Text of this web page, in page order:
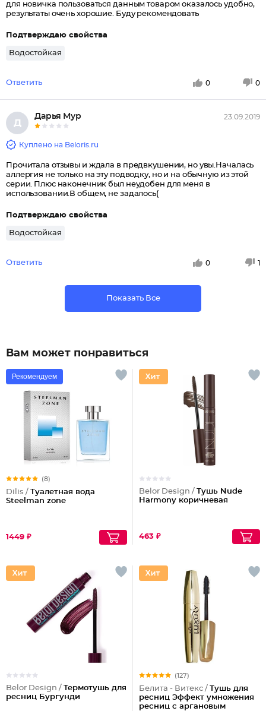
для новичка пользоваться данным товаром оказалось удобно,
результаты очень хорошие. Буду рекомендовать
Подтверждаю свойства
Водостойкая
Ответить 0 0
Д
Дарья Мур 23.09.2019
Куплено на Beloris.ru
Прочитала отзывы и ждала в предвкушении, но увы.Началась
аллергия не только на эту подводку, но и на обычную из этой
серии. Плюс наконечник был неудобен для меня в
использовании.В общем, не задалось(
Подтверждаю свойства
Водостойкая
Ответить 0 1
Показать Все
Вам может понравиться
Рекомендуем
(8)
Dilis / Туалетная вода
Steelman zone
1449 ₽
Belor Design / Тушь Nude
Harmony коричневая
463 ₽
Belor Design / Термотушь для
ресниц Бургунди
(127)
Белита - Витекс / Тушь для
ресниц Эффект умножения
ресниц с аргановым